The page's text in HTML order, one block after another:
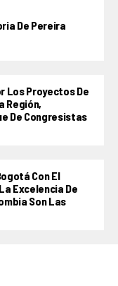
De Pereira
Los Proyectos De
Región,
De Congresistas
Con El
Excelencia De
Son Las